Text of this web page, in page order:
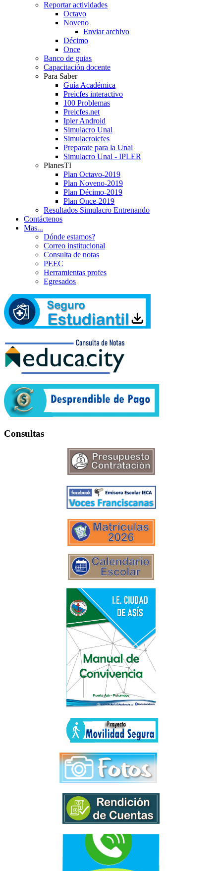
Reportar actividades
Octavo
Noveno
Enviar archivo
Décimo
Once
Banco de guias
Capacitación docente
Para Saber
Guía Académica
Preicfes interactivo
100 Problemas
Preicfes.net
Ipler Android
Simulacro Unal
Simulacroicfes
Preparate para la Unal
Simulacro Unal - IPLER
PlanesTI
Plan Octavo-2019
Plan Noveno-2019
Plan Décimo-2019
Plan Once-2019
Resultados Simulacro Entrenando
Contáctenos
Mas...
Dónde estamos?
Correo institucional
Consulta de notas
PEEC
Herramientas profes
Egresados
Consultas